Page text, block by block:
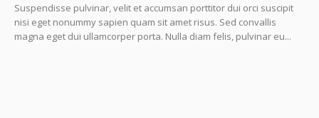
Suspendisse pulvinar, velit et accumsan porttitor dui orci suscipit
nisi eget nonummy sapien quam sit amet risus. Sed convallis
magna eget dui ullamcorper porta. Nulla diam felis, pulvinar eu...